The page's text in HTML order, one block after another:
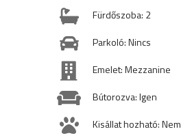
Fürdőszoba: 2
Parkoló: Nincs
Emelet: Mezzanine
Bútorozva: Igen
Kisállat hozható: Nem